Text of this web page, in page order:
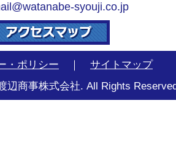
syouji.co.jp
・ポリシー ｜ サイトマップ
辺商事株式会社. All Rights